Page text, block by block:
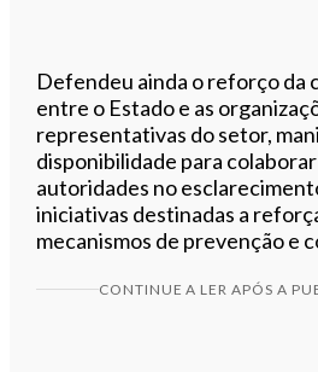
Defendeu ainda o reforço da
entre o Estado e as
representativas do setor,
disponibilidade para colaborar
autoridades no
iniciativas destinadas a
mecanismos de prevenção e
CONTINUE A LER APÓS A